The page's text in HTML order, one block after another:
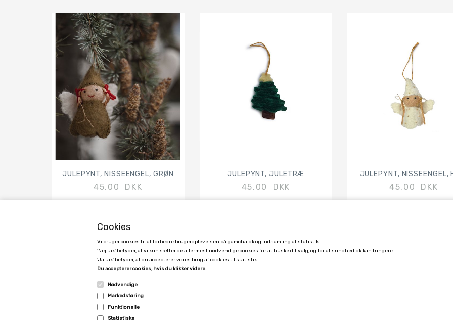
Cookies
Vi bruger cookies til at forbedre brugeroplevelsen på gamcha.dk og indsamling af statistik.
’Nej tak’ betyder, at vi kun sætter de allermest nødvendige cookies for at huske dit valg, og for at sundhed.dk kan fungere.
’Ja tak’ betyder, at du accepterer vores brug af cookies til statistik.
Du accepterer cookies, hvis du klikker videre.
Nødvendige
Markedsføring
Funktionelle
Statistiske
JULEPYNT, NISSEENGEL, GRØN
45,00 DKK
JULEPYNT, JULETRÆ
45,00 DKK
JULEPYNT, NISSEENGEL,
45,00 DKK
Kimmerslevvej 11, 4140 Borup, Denmark - CVR 40171053
0045 24790533
gamcha@gamcha.dk